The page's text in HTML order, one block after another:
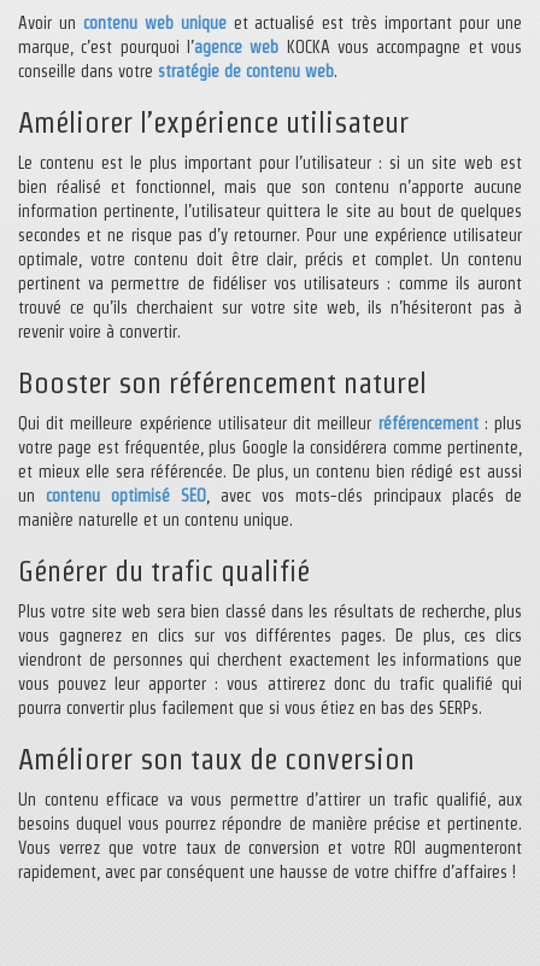
Avoir un contenu web uniqueet actualisé est très important pour une
marque, c’est pourquoi l’agence web KOCKA vous accompagne et vous
conseille dans votre stratégie de contenu web.
Améliorer l’expérience utilisateur
Le contenu est le plus important pour l’utilisateur : si un site web est
bien réalisé et fonctionnel, mais que son contenu n’apporte aucune
information pertinente, l’utilisateur quittera le site au bout de quelques
secondes et ne risque pas d’y retourner. Pour une expérience utilisateur
optimale, votre contenu doit être clair, précis et complet. Un contenu
pertinent va permettre de fidéliser vos utilisateurs : comme ils auront
trouvé ce qu’ils cherchaient sur votre site web, ils n’hésiteront pas à
revenir voire à convertir.
Booster son référencement naturel
Qui dit meilleure expérience utilisateur dit meilleur référencement: plus
votre page est fréquentée, plus Google la considérera comme pertinente,
et mieux elle sera référencée. De plus, un contenu bien rédigé est aussi
un contenu optimisé SEO , avec vos mots-clés principaux placés de
manière naturelle et un contenu unique.
Générer du trafic qualifié
Plus votre site web sera bien classé dans les résultats de recherche, plus
vous gagnerez en clics sur vos différentes pages. De plus, ces clics
viendront de personnes qui cherchent exactement les informations que
vous pouvez leur apporter : vous attirerez donc du trafic qualifié qui
pourra convertir plus facilement que si vous étiez en bas des SERPs.
Améliorer son taux de conversion
Un contenu efficace va vous permettre d’attirer un trafic qualifié, aux
besoins duquel vous pourrez répondre de manière précise et pertinente.
Vous verrez que votre taux de conversion et votre ROI augmenteront
rapidement, avec par conséquent une hausse de votre chiffre d’affaires !